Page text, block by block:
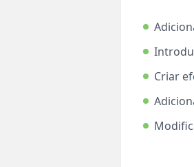
Criar